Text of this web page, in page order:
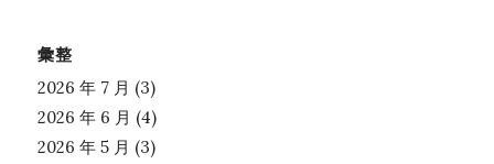
彙整
2026 年 7 月 (3)
2026 年 6 月 (4)
2026 年 5 月 (3)